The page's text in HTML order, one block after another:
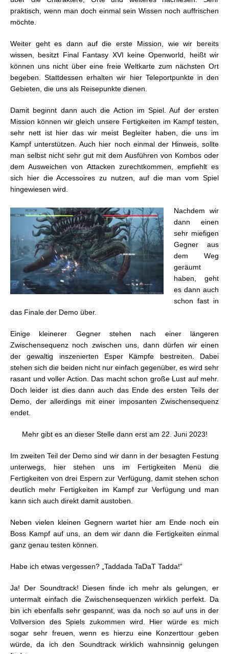
praktisch, wenn man doch einmal sein Wissen noch auffrischen
möchte.
Weiter geht es dann auf die erste Mission, wie wir bereits
wissen, besitzt Final Fantasy XVI keine Openworld, heißt wir
können uns nicht über eine freie Weltkarte zum nächsten Ort
begeben. Stattdessen erhalten wir hier Teleportpunkte in den
Gebieten, die uns als Reisepunkte dienen.
Damit beginnt dann auch die Action im Spiel. Auf der ersten
Mission können wir gleich unsere Fertigkeiten im Kampf testen,
sehr nett ist hier das wir meist Begleiter haben, die uns im
Kampf unterstützen. Auch hier noch einmal der Hinweis, sollte
man selbst nicht sehr gut mit dem Ausführen von Kombos oder
dem Ausweichen von Attacken zurechtkommen, empfiehlt es
sich hier die Accessoires zu nutzen, auf die man vom Spiel
hingewiesen wird.
Nachdem wir
dann einen
sehr miefigen
Gegner aus
dem Weg
geräumt
haben, geht
es dann auch
schon fast in
das Finale der Demo über.
Einige kleinerer Gegner stehen nach einer längeren
Zwischensequenz noch zwischen uns, dann dürfen wir einen
der gewaltig inszenierten Esper Kämpfe bestreiten. Dabei
stehen sich die beiden nicht nur einfach gegenüber, es wird sehr
rasant und voller Action. Das macht schon große Lust auf mehr.
Doch leider ist dies dann auch das Ende des ersten Teils der
Demo, der allerdings mit einer imposanten Zwischensequenz
endet.
Mehr gibt es an dieser Stelle dann erst am 22. Juni 2023!
Im zweiten Teil der Demo sind wir dann in der besagten Festung
unterwegs, hier stehen uns im Fertigkeiten Menü die
Fertigkeiten von drei Espern zur Verfügung, damit stehen schon
deutlich mehr Fertigkeiten im Kampf zur Verfügung und man
kann sich auch direkt damit austoben.
Neben vielen kleinen Gegnern wartet hier am Ende noch ein
Boss Kampf auf uns, an dem wir dann die Fertigkeiten einmal
ganz genau testen können.
Habe ich etwas vergessen? „Taddada TaDaT Tadda!“
Ja! Der Soundtrack! Diesen finde ich mehr als gelungen, er
untermalt einfach die Zwischensequenzen wirklich perfekt. Da
bin ich ebenfalls sehr gespannt, was da noch so auf uns in der
Vollversion des Spiels zukommen wird. Hier würde es mich
sogar sehr freuen, wenn es hierzu eine Konzerttour geben
würde, da ich den Soundtrack wirklich wahnsinnig gelungen